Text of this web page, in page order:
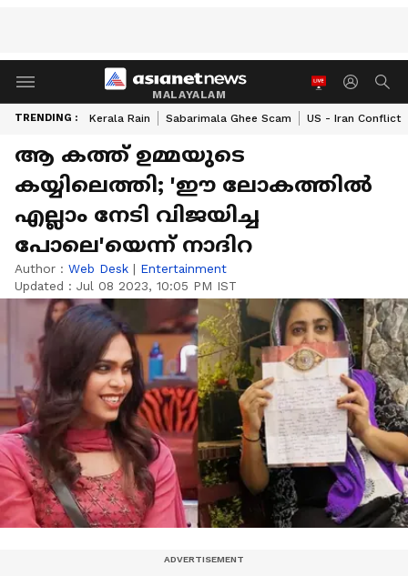
MALAYALAM
TRENDING : Kerala Rain Sabarimala Ghee Scam US - Iran Conflict
ആ കത്ത് ഉമ്മയുടെ
കയ്യിലെത്തി; 'ഈ ലോകത്തിൽ
എല്ലാം നേടി വിജയിച്ച
പോലെ'യെന്ന് നാദിറ
Author : Web Desk | Entertainment
Updated : Jul 08 2023, 10:05 PM IST